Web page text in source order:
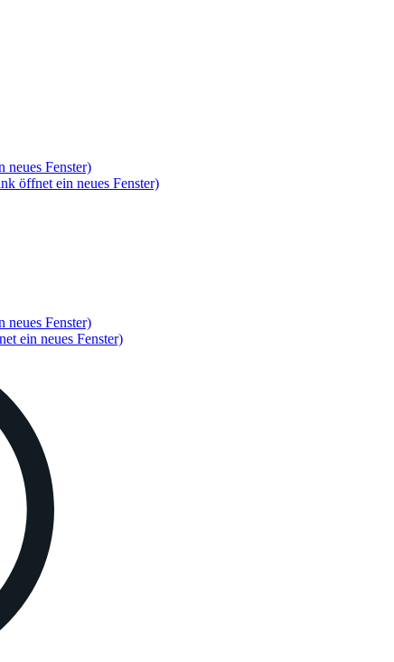
Fenster)
öffnet ein neues Fenster)
Fenster)
ein neues Fenster)